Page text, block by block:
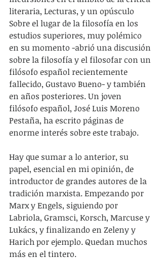
literaria, Lecturas, y un opúsculo
Sobre el lugar de la filosofía en los
estudios superiores, muy polémico
en su momento -abrió una discusión
sobre la filosofía y el filosofar con un
filósofo español recientemente
fallecido, Gustavo Bueno- y también
en años posteriores. Un joven
filósofo español, José Luis Moreno
Pestaña, ha escrito páginas de
enorme interés sobre este trabajo.
Hay que sumar a lo anterior, su
papel, esencial en mi opinión, de
introductor de grandes autores de la
tradición marxista. Empezando por
Marx y Engels, siguiendo por
Labriola, Gramsci, Korsch, Marcuse y
Lukács, y finalizando en Zeleny y
Harich por ejemplo. Quedan muchos
más en el tintero.